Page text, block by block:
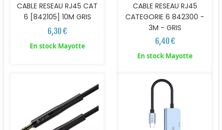
CABLE RESEAU RJ45 CAT
6 [842105] 10M GRIS
6,30 €
En stock Mayotte
CABLE RESEAU RJ45
CATEGORIE 6 842300 -
3M - GRIS
6,40 €
En stock Mayotte